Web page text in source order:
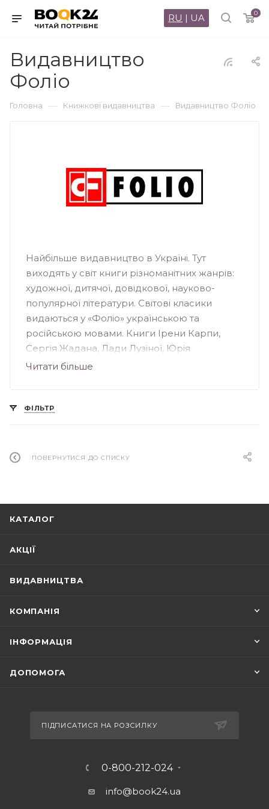
0
RU | UA
Видавництво
Фоліо
Головна — Книжкові видавництва — Видавництво Фоліо
Найбільше видавництво в Україні. Тут
виходять у світ книги різноманітних жанрів:
художної, дитячої, довідкової, науково-
популярної літератури. Світові класики
видаються у «Фоліо» українською та
російською мовами. Книги Ірени Карпи,
Сергія Жадана, Лади Лузіної, Юрія
Андруховича, Андрія Кокотюхи та інших
серій, серед яких: «Домашня бібліотека»,
Читати більше
ФІЛЬТР
ПОВЕРНУТИСЯ ДО СПИСКУ
КАТАЛОГ
АКЦІЇ
ВИДАВНИЦТВА
КОМПАНІЯ
ІНФОРМАЦІЯ
ДОПОМОГА
ПІДПИСАТИСЯ НА РОЗСИЛКУ
0-800-212-024
info@book24.ua